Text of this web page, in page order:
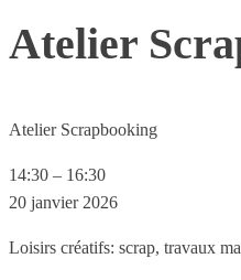
Atelier
Atelier Scrapbooking
14:30 – 16:30
20 janvier 2026
Loisirs créatifs: scrap, travaux